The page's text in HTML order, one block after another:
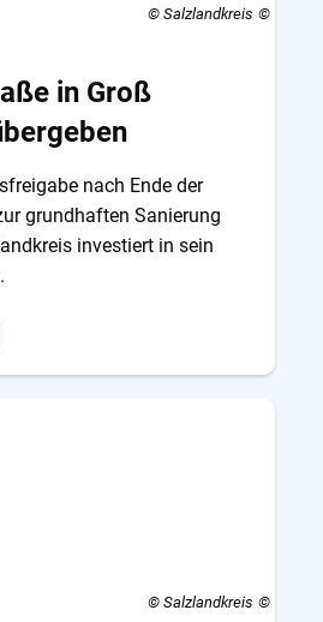
© Salzlandkreis
in Groß
nach Ende der
grundhaften Sanierung
investiert in sein
© Salzlandkreis